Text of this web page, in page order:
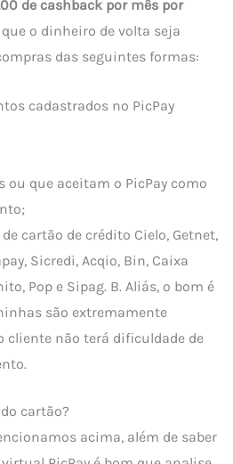
de cashback por mês por
o dinheiro de volta seja
das seguintes formas:
cadastrados no PicPay
ou que aceitam o PicPay como
cartão de crédito Cielo, Getnet,
Sicredi, Acqio, Bin, Caixa
Pop e Sipag. B. Aliás, o bom é
são extremamente
cliente não terá dificuldade de
cartão?
acima, além de saber